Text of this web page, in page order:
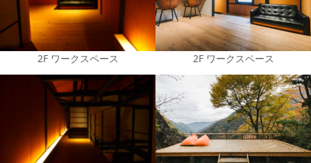
2F ワークスペース 2F ワークスペース